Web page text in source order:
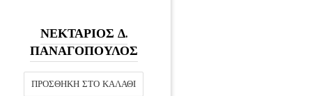
ΝΕΚΤΑΡΙΟΣ Δ.
ΠΑΝΑΓΟΠΟΥΛΟΣ
ΠΡΟΣΘΉΚΗ ΣΤΟ ΚΑΛΆΘΙ